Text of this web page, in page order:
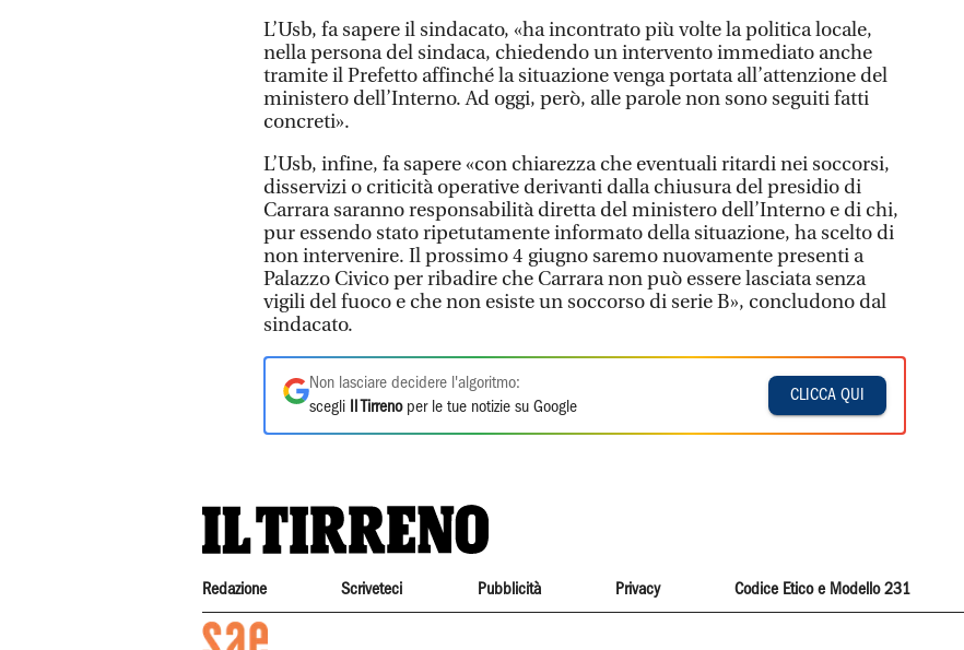
L’Usb, fa sapere il sindacato, «ha incontrato più volte la politica locale,
nella persona del sindaca, chiedendo un intervento immediato anche
tramite il Prefetto affinché la situazione venga portata all’attenzione del
ministero dell’Interno. Ad oggi, però, alle parole non sono seguiti fatti
concreti».
L’Usb, infine, fa sapere «con chiarezza che eventuali ritardi nei soccorsi,
disservizi o criticità operative derivanti dalla chiusura del presidio di
Carrara saranno responsabilità diretta del ministero dell’Interno e di chi,
pur essendo stato ripetutamente informato della situazione, ha scelto di
non intervenire. Il prossimo 4 giugno saremo nuovamente presenti a
Palazzo Civico per ribadire che Carrara non può essere lasciata senza
vigili del fuoco e che non esiste un soccorso di serie B», concludono dal
sindacato.
Non lasciare decidere l'algoritmo:
scegli
Il Tirrenoper le tue notizie su Google
CLICCA QUI
Redazione Scriveteci Pubblicità Privacy Codice Etico e Modello 231